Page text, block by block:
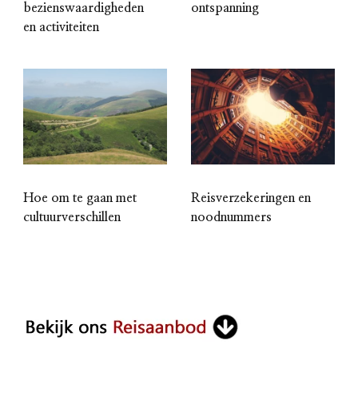
bezienswaardigheden
en activiteiten
ontspanning
Hoe om te gaan met
cultuurverschillen
Reisverzekeringen en
noodnummers